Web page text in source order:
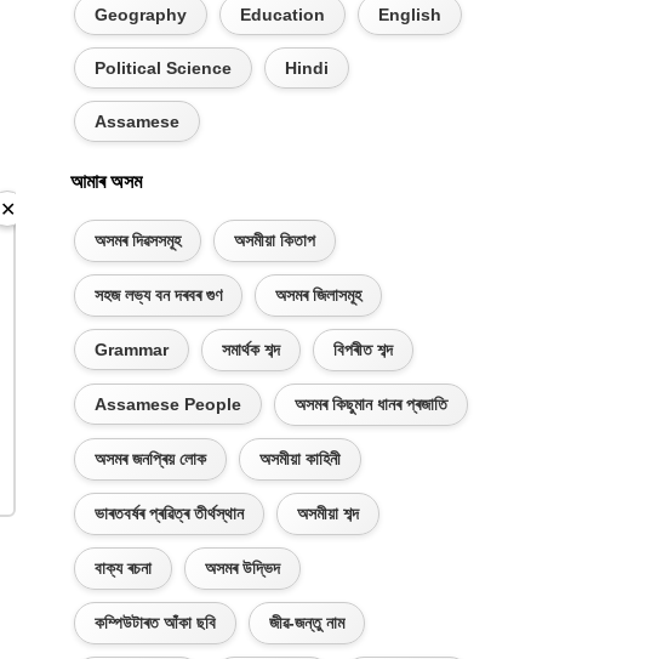
✕
Geography Education English
Political Science Hindi
Assamese
আমাৰ অসম
অসমৰ দিৱসসমূহ অসমীয়া কিতাপ
সহজ লভ্য বন দৰবৰ গুণ অসমৰ জিলাসমূহ
Grammar সমাৰ্থক শব্দ বিপৰীত শব্দ
Assamese People অসমৰ কিছুমান ধানৰ প্ৰজাতি
অসমৰ জনপ্ৰিয় লোক অসমীয়া কাহিনী
ভাৰতবৰ্ষৰ প্ৰৱিত্ৰ তীৰ্থস্থান অসমীয়া শব্দ
বাক্য ৰচনা অসমৰ উদ্ভিদ
কম্পিউটাৰত আঁকা ছবি জীৱ-জন্তু নাম